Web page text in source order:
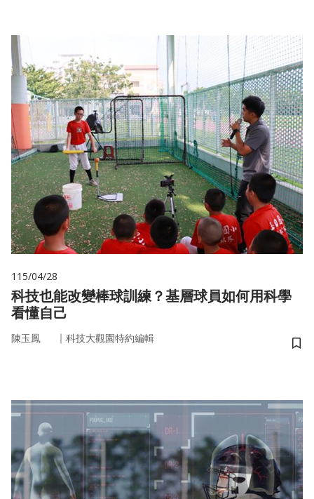
115/04/28
科技也能改變棒球訓練？基層球員如何用科學
看懂自己
陳玉鳳 ｜ 科技大觀園特約編輯
儲